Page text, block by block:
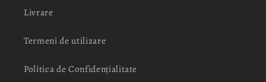
Livrare
Termeni de utilizare
Politica de Confidențialitate